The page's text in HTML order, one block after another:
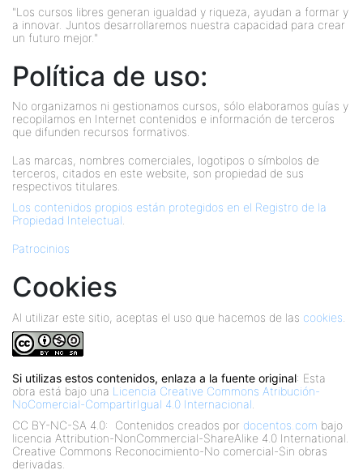
"Los cursos libres generan igualdad y riqueza, ayudan a formar y
a innovar. Juntos desarrollaremos nuestra capacidad para crear
un futuro mejor."
Política de uso:
No organizamos ni gestionamos cursos, sólo elaboramos guías y
recopilamos en Internet contenidos e información de terceros
que difunden recursos formativos.
Las marcas, nombres comerciales, logotipos o símbolos de
terceros, citados en este website, son propiedad de sus
respectivos titulares.
Los contenidos propios están protegidos en el Registro de la
Propiedad Intelectual
Patrocinios
Cookies
Al utilizar este sitio, aceptas el uso que hacemos de las cookies
Si utilizas estos contenidos, enlaza a la fuente original: Esta
obra está bajo una Licencia Creative Commons Atribución-
NoComercial-CompartirIgual 4.0 Internacional.
CC BY-NC-SA 4.0: Contenidos creados por docentos.com bajo
licencia Attribution-NonCommercial-ShareAlike 4.0 International.
Creative Commons Reconocimiento-No comercial-Sin obras
derivadas.